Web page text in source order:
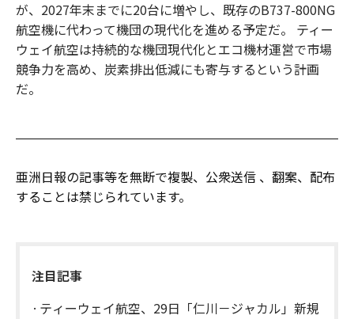
が、2027年末までに20台に増やし、既存のB737-800NG
航空機に代わって機団の現代化を進める予定だ。 ティー
ウェイ航空は持続的な機団現代化とエコ機材運営で市場
競争力を高め、炭素排出低減にも寄与するという計画
だ。
亜洲日報の記事等を無断で複製、公衆送信 、翻案、配布
することは禁じられています。
注目記事
ティーウェイ航空、29日「仁川－ジャカル」新規